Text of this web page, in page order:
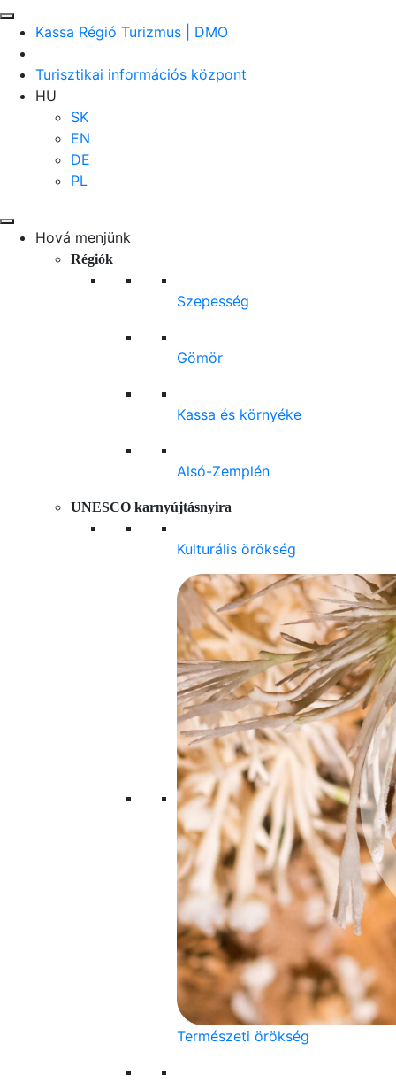
Kassa Régió Turizmus | DMO
Turisztikai információs központ
HU
SK
EN
DE
PL
Hová menjünk
Régiók
Szepesség
Gömör
Kassa és környéke
Alsó-Zemplén
UNESCO karnyújtásnyira
Kulturális örökség
Természeti örökség